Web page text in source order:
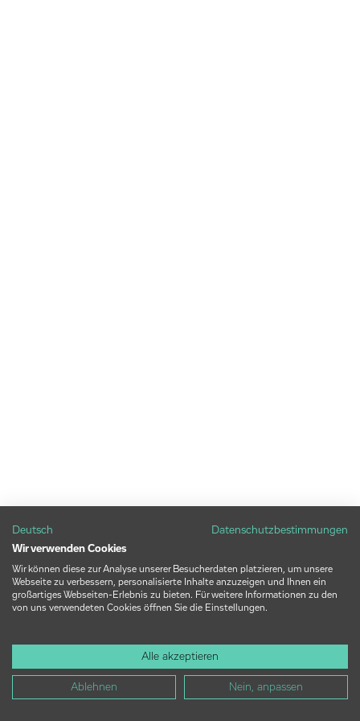
Deutsch
Datenschutzbestimmungen
Wir verwenden Cookies
Wir können diese zur Analyse unserer Besucherdaten platzieren, um unsere
Webseite zu verbessern, personalisierte Inhalte anzuzeigen und Ihnen ein
großartiges Webseiten-Erlebnis zu bieten. Für weitere Informationen zu den
von uns verwendeten Cookies öffnen Sie die Einstellungen.
Alle akzeptieren
Ablehnen Nein, anpassen